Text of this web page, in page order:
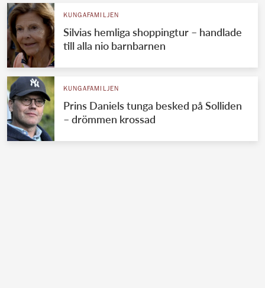
KUNGAFAMILJEN
Silvias hemliga shoppingtur – handlade
till alla nio barnbarnen
KUNGAFAMILJEN
Prins Daniels tunga besked på Solliden
– drömmen krossad